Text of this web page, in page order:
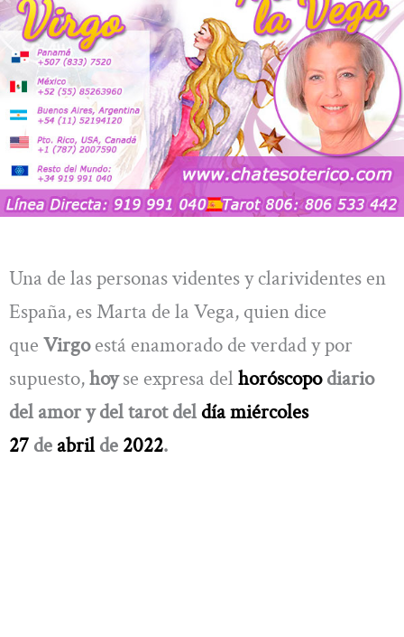
Una de las personas videntes y clarividentes en
España, es Marta de la Vega, quien dice
que Virgoestá enamorado de verdad y por
supuesto,hoyse expresa del horóscopodiario
del amor y del tarot del día miércoles
27 de abrilde 2022.